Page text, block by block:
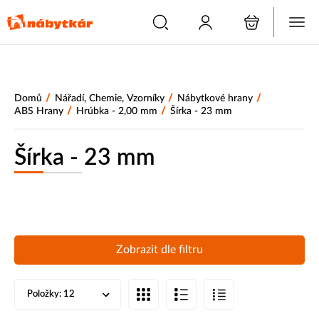
Domů / Nářadí, Chemie, Vzorníky / Nábytkové hrany /
ABS Hrany / Hrúbka - 2,00 mm / Šírka - 23 mm
Šírka - 23 mm
Zobrazit dle filtru
Položky: 12